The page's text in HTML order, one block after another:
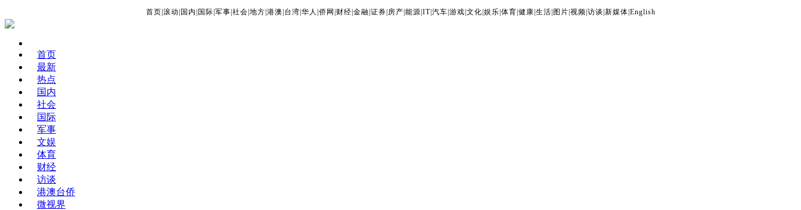
首页 滚动 国内 国际 军事 社会 地方 港澳 台湾 华人 侨网 财经 金融 证券 房产 能源 IT| 汽车 游戏 文化 娱乐 体育 健康 生活 图片 视频 访谈 新媒体 English
首页
最新
热点
国内
社会
国际
军事
文娱
体育
财经
访谈
港澳台侨
微视界